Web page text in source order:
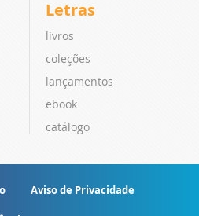
Letras
livros
coleções
lançamentos
ebook
catálogo
Aviso de Privacidade